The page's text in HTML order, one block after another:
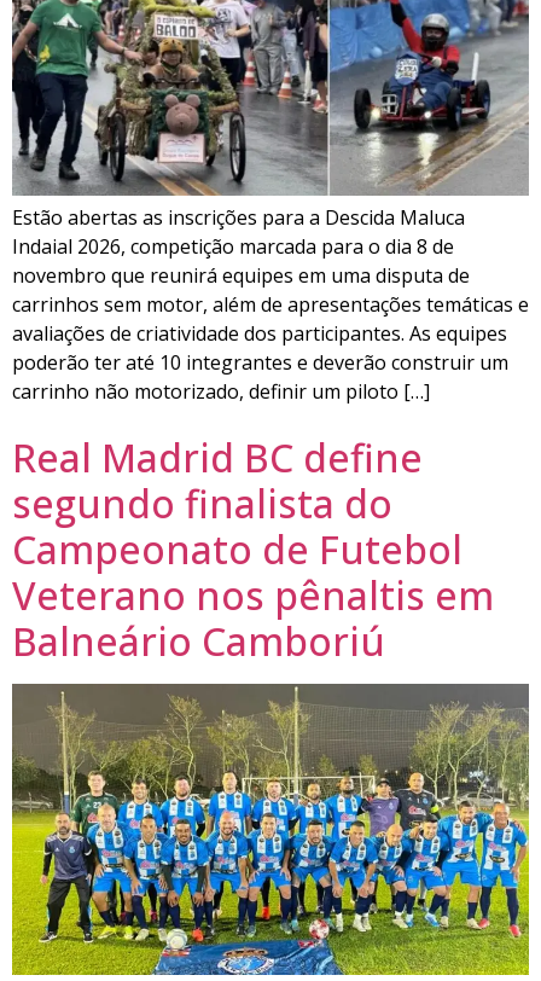
Estão abertas as inscrições para a Descida Maluca
Indaial 2026, competição marcada para o dia 8 de
novembro que reunirá equipes em uma disputa de
carrinhos sem motor, além de apresentações temáticas e
avaliações de criatividade dos participantes. As equipes
poderão ter até 10 integrantes e deverão construir um
carrinho não motorizado, definir um piloto […]
Real Madrid BC define
segundo finalista do
Campeonato de Futebol
Veterano nos pênaltis em
Balneário Camboriú